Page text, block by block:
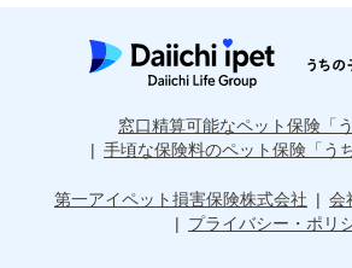
窓口精算可能なペット保険「う
手頃な保険料のペット保険「う
第一アイペット損害保険株式会社 会
プライバシー・ポリ